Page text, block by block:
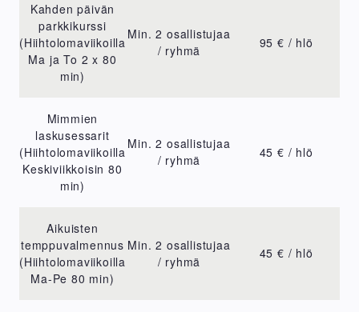
Kahden päivän
parkkikurssi
(Hiihtolomaviikoilla
Ma ja To 2 x 80
min)
Min. 2 osallistujaa
/ ryhmä
95 € / hlö
Mimmien
laskusessarit
(Hiihtolomaviikoilla
Keskiviikkoisin 80
min)
Min. 2 osallistujaa
/ ryhmä
45 € / hlö
Aikuisten
temppuvalmennus
(Hiihtolomaviikoilla
Ma-Pe 80 min)
Min. 2 osallistujaa
/ ryhmä
45 € / hlö